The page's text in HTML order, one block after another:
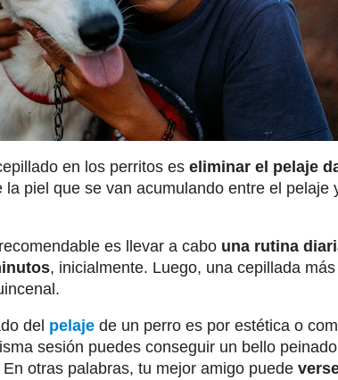
en los perritos es eliminar el pelaje
la piel que se van acumulando entre el pelaje
es llevar a cabo una rutina
, inicialmente. Luego, una cepillada
del pelaje de un perro es por estética o
sesión puedes conseguir un bello
otras palabras, tu mejor amigo puede